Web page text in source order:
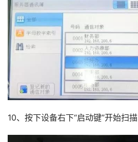
10、按下设备右下“启动键”开始扫描